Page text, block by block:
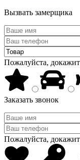
Вызвать замерщика
Пожалуйста,
Заказать звонок
Пожалуйста,